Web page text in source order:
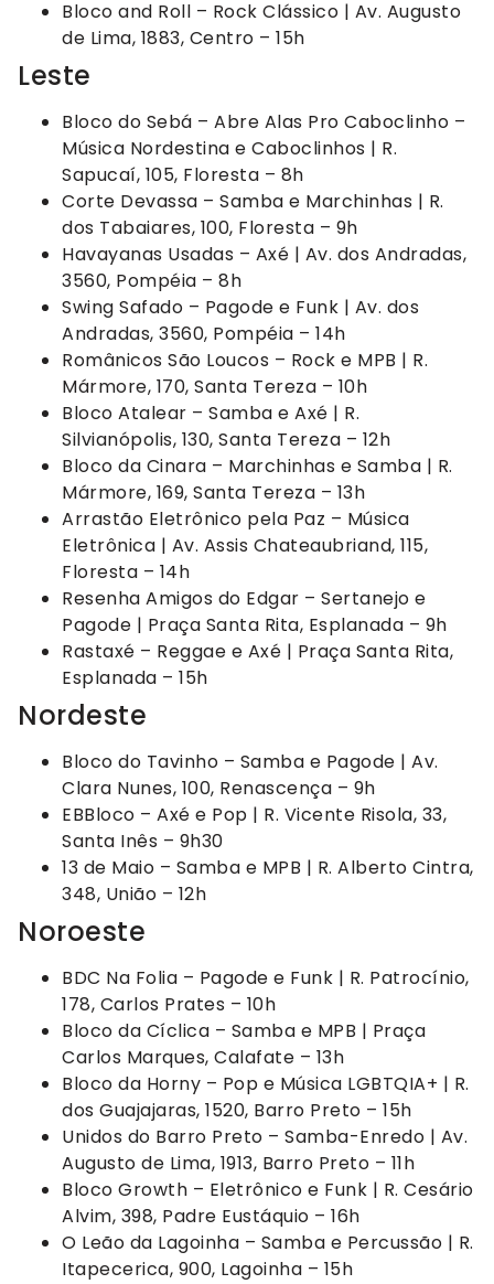
Bloco and Roll – Rock Clássico | Av. Augusto
de Lima, 1883, Centro – 15h
Leste
Bloco do Sebá – Abre Alas Pro Caboclinho –
Música Nordestina e Caboclinhos | R.
Sapucaí, 105, Floresta – 8h
Corte Devassa – Samba e Marchinhas | R.
dos Tabaiares, 100, Floresta – 9h
Havayanas Usadas – Axé | Av. dos Andradas,
3560, Pompéia – 8h
Swing Safado – Pagode e Funk | Av. dos
Andradas, 3560, Pompéia – 14h
Românicos São Loucos – Rock e MPB | R.
Mármore, 170, Santa Tereza – 10h
Bloco Atalear – Samba e Axé | R.
Silvianópolis, 130, Santa Tereza – 12h
Bloco da Cinara – Marchinhas e Samba | R.
Mármore, 169, Santa Tereza – 13h
Arrastão Eletrônico pela Paz – Música
Eletrônica | Av. Assis Chateaubriand, 115,
Floresta – 14h
Resenha Amigos do Edgar – Sertanejo e
Pagode | Praça Santa Rita, Esplanada – 9h
Rastaxé – Reggae e Axé | Praça Santa Rita,
Esplanada – 15h
Nordeste
Bloco do Tavinho – Samba e Pagode | Av.
Clara Nunes, 100, Renascença – 9h
EBBloco – Axé e Pop | R. Vicente Risola, 33,
Santa Inês – 9h30
13 de Maio – Samba e MPB | R. Alberto Cintra,
348, União – 12h
Noroeste
BDC Na Folia – Pagode e Funk | R. Patrocínio,
178, Carlos Prates – 10h
Bloco da Cíclica – Samba e MPB | Praça
Carlos Marques, Calafate – 13h
Bloco da Horny – Pop e Música LGBTQIA+ | R.
dos Guajajaras, 1520, Barro Preto – 15h
Unidos do Barro Preto – Samba-Enredo | Av.
Augusto de Lima, 1913, Barro Preto – 11h
Bloco Growth – Eletrônico e Funk | R. Cesário
Alvim, 398, Padre Eustáquio – 16h
O Leão da Lagoinha – Samba e Percussão | R.
Itapecerica, 900, Lagoinha – 15h